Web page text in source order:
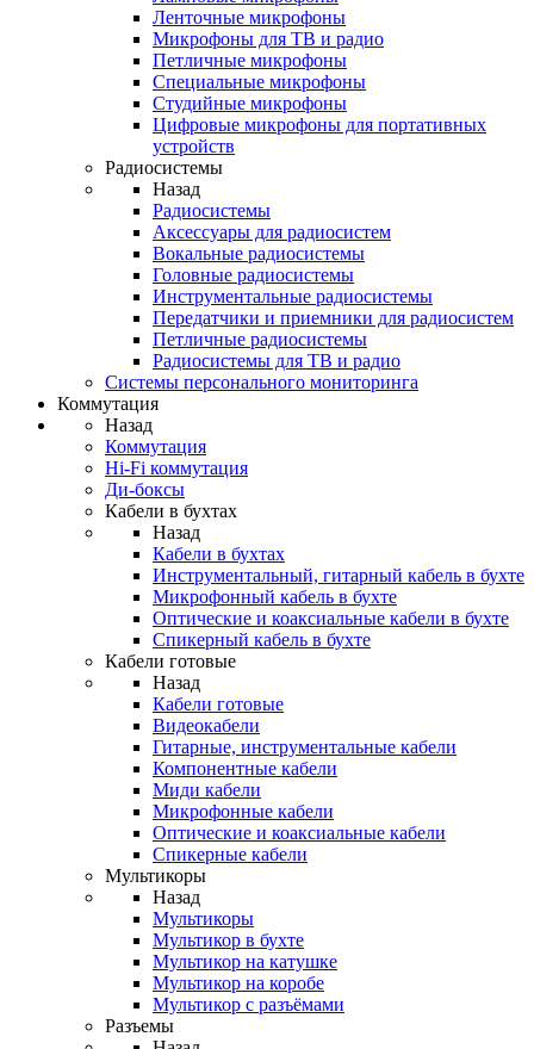
Ленточные микрофоны
Микрофоны для ТВ и радио
Петличные микрофоны
Специальные микрофоны
Студийные микрофоны
Цифровые микрофоны для портативных
устройств
Радиосистемы
Назад
Радиосистемы
Аксессуары для радиосистем
Вокальные радиосистемы
Головные радиосистемы
Инструментальные радиосистемы
Передатчики и приемники для радиосистем
Петличные радиосистемы
Радиосистемы для ТВ и радио
Системы персонального мониторинга
Коммутация
Назад
Коммутация
Hi-Fi коммутация
Ди-боксы
Кабели в бухтах
Назад
Кабели в бухтах
Инструментальный, гитарный кабель в бухте
Микрофонный кабель в бухте
Оптические и коаксиальные кабели в бухте
Спикерный кабель в бухте
Кабели готовые
Назад
Кабели готовые
Видеокабели
Гитарные, инструментальные кабели
Компонентные кабели
Миди кабели
Микрофонные кабели
Оптические и коаксиальные кабели
Спикерные кабели
Мультикоры
Назад
Мультикоры
Мультикор в бухте
Мультикор на катушке
Мультикор на коробе
Мультикор с разъёмами
Разъемы